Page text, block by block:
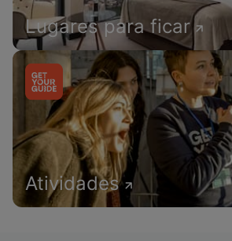
Lugares para ficar
Atividades